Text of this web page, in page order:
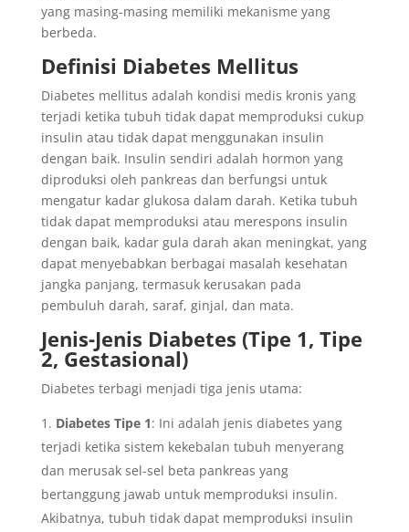
yang masing-masing memiliki mekanisme yang
berbeda.
Definisi Diabetes Mellitus
Diabetes mellitus adalah kondisi medis kronis yang
terjadi ketika tubuh tidak dapat memproduksi cukup
insulin atau tidak dapat menggunakan insulin
dengan baik. Insulin sendiri adalah hormon yang
diproduksi oleh pankreas dan berfungsi untuk
mengatur kadar glukosa dalam darah. Ketika tubuh
tidak dapat memproduksi atau merespons insulin
dengan baik, kadar gula darah akan meningkat, yang
dapat menyebabkan berbagai masalah kesehatan
jangka panjang, termasuk kerusakan pada
pembuluh darah, saraf, ginjal, dan mata.
Jenis-Jenis Diabetes (Tipe 1, Tipe
2, Gestasional)
Diabetes terbagi menjadi tiga jenis utama:
Diabetes Tipe 1: Ini adalah jenis diabetes yang
terjadi ketika sistem kekebalan tubuh menyerang
dan merusak sel-sel beta pankreas yang
bertanggung jawab untuk memproduksi insulin.
Akibatnya, tubuh tidak dapat memproduksi insulin